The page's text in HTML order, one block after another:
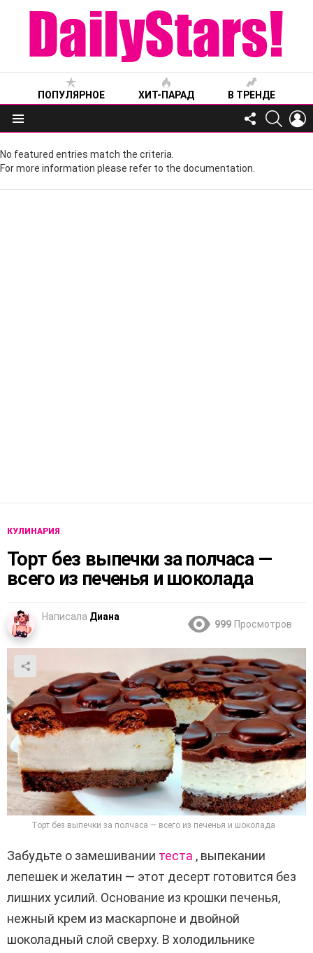
ПОПУЛЯРНОЕ ХИТ-ПАРАД В ТРЕНДЕ
Меню
FOLLOW
US
No featured entries match the criteria.
For more information please refer to the documentation.
КУЛИНАРИЯ
Торт без выпечки за полчаса —
всего из печенья и шоколада
Написала Диана
999 Просмотров
Торт без выпечки за полчаса — всего из печенья и шоколада
Забудьте о замешивании теста , выпекании
лепешек и желатин — этот десерт готовится без
лишних усилий. Основание из крошки печенья,
нежный крем из маскарпоне и двойной
шоколадный слой сверху. В холодильнике